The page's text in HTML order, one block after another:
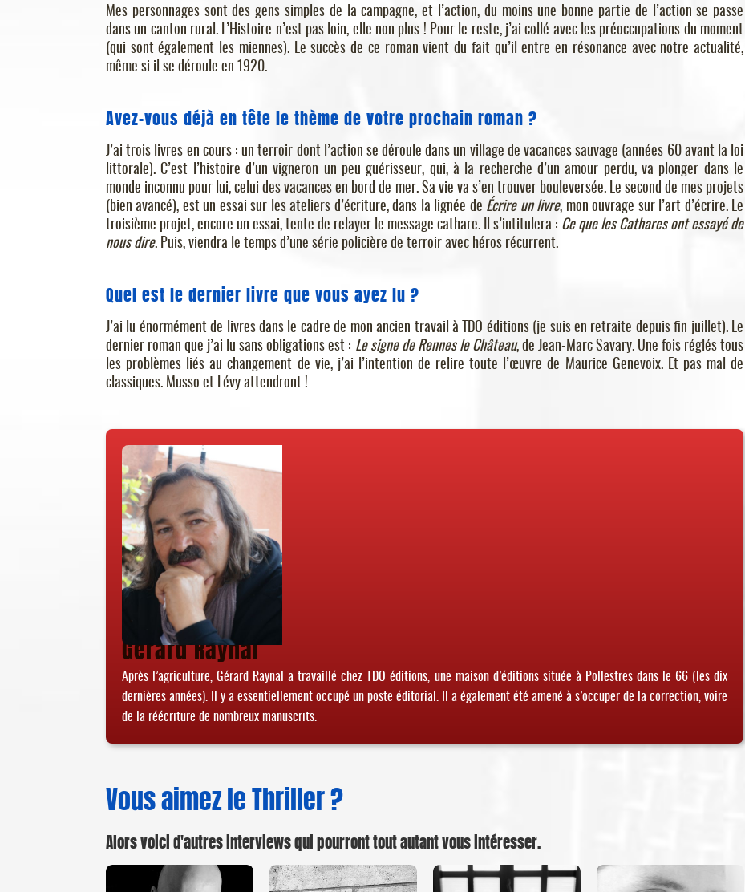
Mes personnages sont des gens simples de la campagne, et l’action, du moins une bonne partie de l’action se passe
dans un canton rural. L’Histoire n’est pas loin, elle non plus ! Pour le reste, j’ai collé avec les préoccupations du moment
(qui sont également les miennes). Le succès de ce roman vient du fait qu’il entre en résonance avec notre actualité,
même si il se déroule en 1920.
Avez-vous déjà en tête le thème de votre prochain roman ?
J’ai trois livres en cours : un terroir dont l’action se déroule dans un village de vacances sauvage (années 60 avant la loi
littorale). C’est l’histoire d’un vigneron un peu guérisseur, qui, à la recherche d’un amour perdu, va plonger dans le
monde inconnu pour lui, celui des vacances en bord de mer. Sa vie va s’en trouver bouleversée. Le second de mes projets
(bien avancé), est un essai sur les ateliers d’écriture, dans la lignée de Écrire un livre, mon ouvrage sur l’art d’écrire. Le
troisième projet, encore un essai, tente de relayer le message cathare. Il s’intitulera : Ce que les Cathares ont essayé de
nous dire. Puis, viendra le temps d’une série policière de terroir avec héros récurrent.
Quel est le dernier livre que vous ayez lu ?
J’ai lu énormément de livres dans le cadre de mon ancien travail à TDO éditions (je suis en retraite depuis fin juillet). Le
dernier roman que j’ai lu sans obligations est : Le signe de Rennes le Château, de Jean-Marc Savary. Une fois réglés tous
les problèmes liés au changement de vie, j’ai l’intention de relire toute l’œuvre de Maurice Genevoix. Et pas mal de
classiques. Musso et Lévy attendront !
Gérard Raynal
Après l’agriculture, Gérard Raynal a travaillé chez TDO éditions, une maison d’éditions située à Pollestres dans le 66 (les dix
dernières années). Il y a essentiellement occupé un poste éditorial. Il a également été amené à s’occuper de la correction, voire
de la réécriture de nombreux manuscrits.
Vous aimez le Thriller ?
Alors voici d'autres interviews qui pourront tout autant vous intéresser.